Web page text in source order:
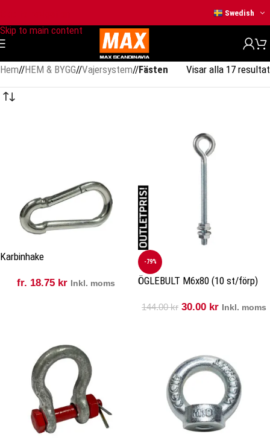
Skip to main content
Swedish
Hem/ HEM & BYGG/ Vajersystem/ Fästen Visar alla 17 resultat
Karbinhake
fr. 18.75 kr Inkl. moms
-79%
ÖGLEBULT M6x80 (10 st/förp)
144.00kr 30.00 kr Inkl. moms